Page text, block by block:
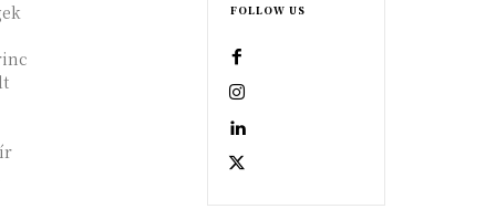
FOLLOW US